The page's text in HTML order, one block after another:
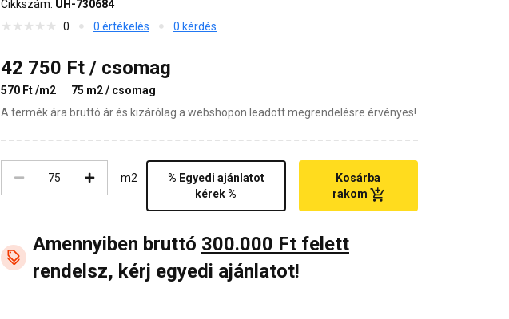
Cikkszám: UH-730684
0
0 értékelés 0 kérdés
42 750 Ft / csomag
570 Ft /m2
75 m2 / csomag
A termék ára bruttó ár és kizárólag a webshopon leadott megrendelésre érvényes!
m2
% Egyedi ajánlatot
kérek %
Kosárba
rakom
Amennyiben bruttó 300.000 Ft felett
rendelsz, kérj egyedi ajánlatot!